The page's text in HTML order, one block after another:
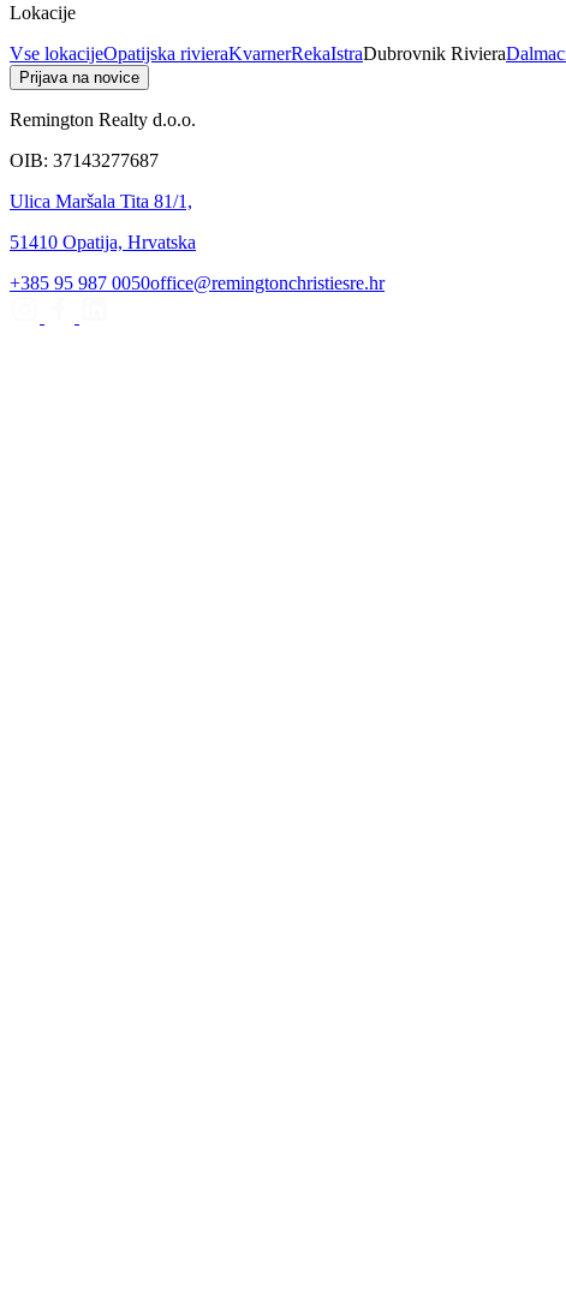
Lokacije
Vse lokacijeOpatijska rivieraKvarnerRekaIstraDubrovnik Riviera
Prijava na novice
Remington Realty d.o.o.
OIB: 37143277687
Ulica Maršala Tita 81/1,
51410 Opatija, Hrvatska
+385 95 987 0050office@remingtonchristiesre.hr